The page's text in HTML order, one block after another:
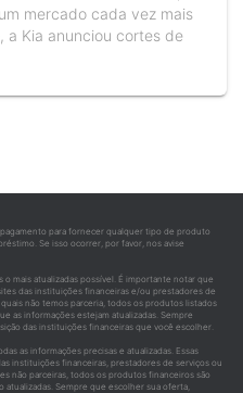
mercado cada vez mais
a Kia anunciou cortes de
para fornecer qualquer tipo de produto
Se isso ocorrer, por favor, nos avise
mais atualizadas possível. É importante notar que
das instituições financeiras e/ou prestadores de
não temos parceria, todos os produtos listados
as informações estejam atualizadas. Sempre
das instituições financeiras que você escolher.
as informações precisas e atualizadas. Essas
instituições financeiras, prestadores de serviços ou
não parceiras, todos os produtos financeiros são
atualizadas. Sempre que escolher sua oferta,